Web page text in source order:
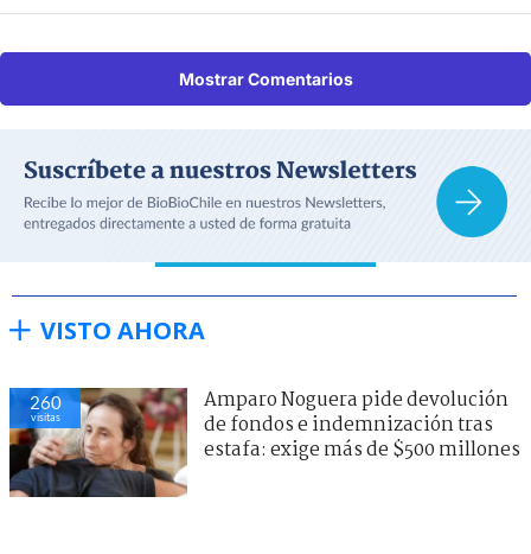
Mostrar Comentarios
VISTO AHORA
260
visitas
Amparo Noguera pide devolución
de fondos e indemnización tras
estafa: exige más de $500 millones